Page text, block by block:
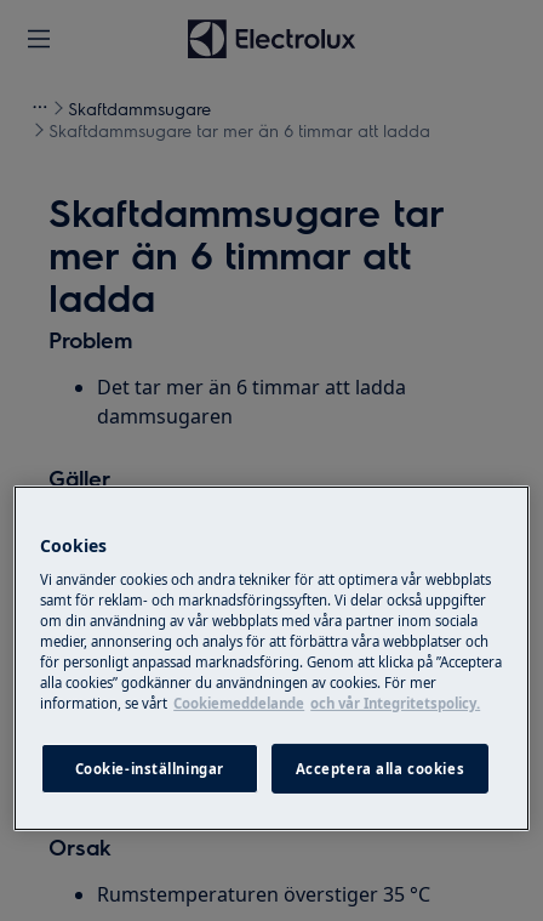
Skaftdammsugare
Skaftdammsugare tar mer än 6 timmar att ladda
Skaftdammsugare tar
mer än 6 timmar att
ladda
Problem
Det tar mer än 6 timmar att ladda
dammsugaren
Gäller
Handdammsugare
Lösning
Det tar längre tid att ladda om
temperaturen är hög (detta är helt
normal rumstemperatur
Kvarstår problemet, kontakta kundservice
Orsak
Rumstemperaturen överstiger 35 °C
Cookies
Vi använder cookies och andra tekniker för att optimera vår webbplats
samt för reklam- och marknadsföringssyften. Vi delar också uppgifter
om din användning av vår webbplats med våra partner inom sociala
medier, annonsering och analys för att förbättra våra webbplatser och
för personligt anpassad marknadsföring. Genom att klicka på ”Acceptera
alla cookies” godkänner du användningen av cookies. För mer
information, se vårt Cookiemeddelande och vår Integritetspolicy.
Cookie-inställningar Acceptera alla cookies